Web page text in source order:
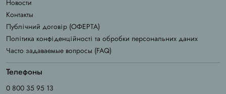
Новости
Контакты
Публічний договір (ОФЕРТА)
Політика конфіденційності та обробки персональних даних
Часто задаваемые вопросы (FAQ)
Телефоны
0 800 35 95 13